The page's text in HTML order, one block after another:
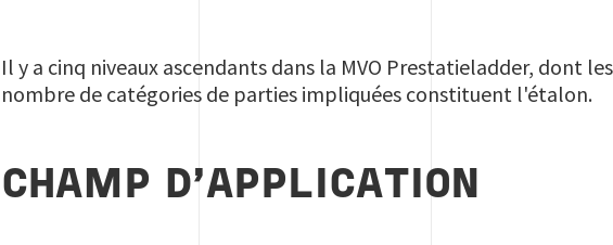
Il y a cinq niveaux ascendants dans la MVO Prestatieladder, dont
nombre de catégories de parties impliquées constituent l'étalon.
CHAMP D'APPLICATION